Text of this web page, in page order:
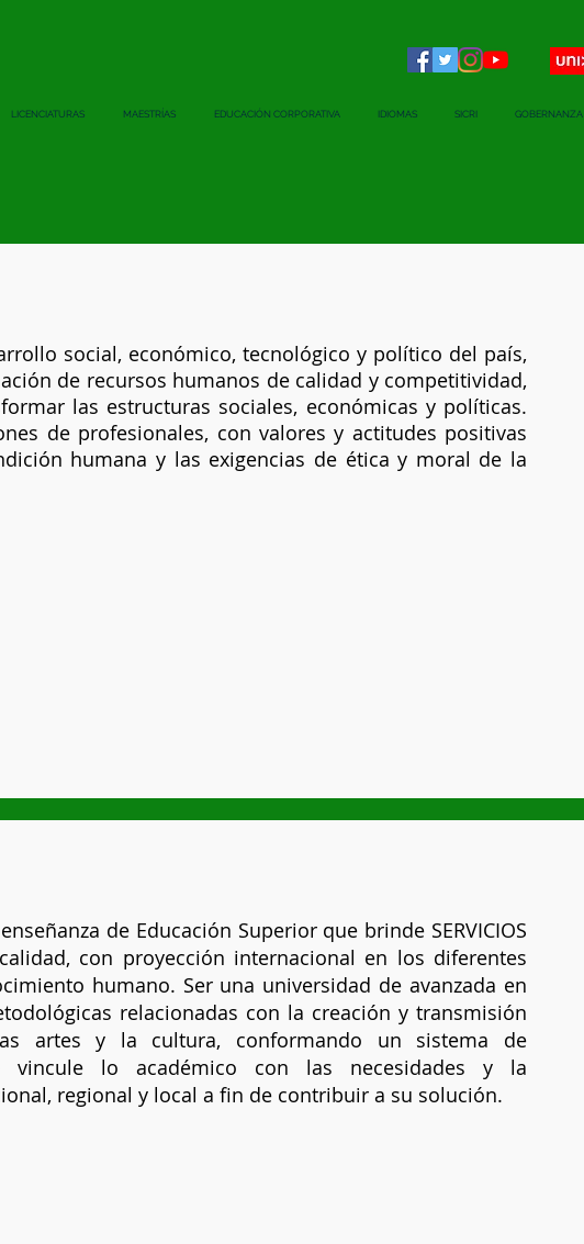
LICENCIATURAS MAESTRÍAS EDUCACIÓN CORPORATIVA IDIOMAS SICRI GOBERNANZA
social, económico, tecnológico y político del país,
de recursos humanos de calidad y competitividad,
las estructuras sociales, económicas y políticas.
de profesionales, con valores y actitudes positivas
humana y las exigencias de ética y moral de la
de Educación Superior que brinde SERVICIOS
calidad, con proyección internacional en los diferentes
humano. Ser una universidad de avanzada en
relacionadas con la creación y transmisión
artes y la cultura, conformando un sistema de
vincule lo académico con las necesidades y la
regional y local a fin de contribuir a su solución.